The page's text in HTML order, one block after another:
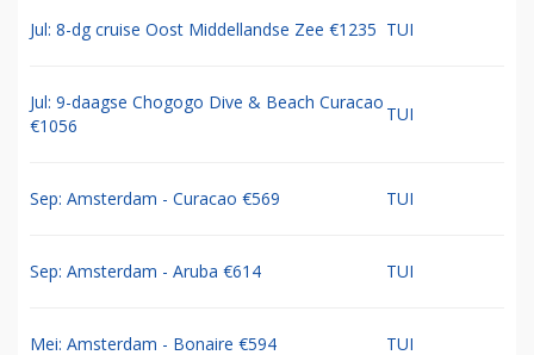
Jul: 8-dg cruise Oost Middellandse Zee €1235 TUI
Jul: 9-daagse Chogogo Dive & Beach Curacao
€1056
TUI
Sep: Amsterdam - Curacao €569 TUI
Sep: Amsterdam - Aruba €614 TUI
Mei: Amsterdam - Bonaire €594 TUI